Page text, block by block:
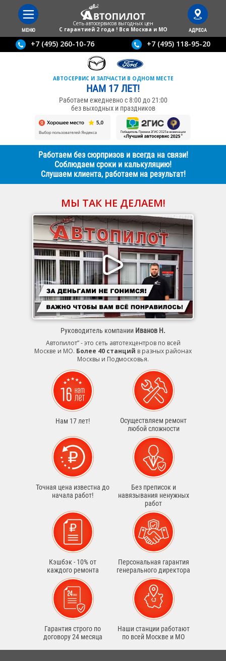
МЕНЮ
Сеть автосервисов выгодныx цен
С гарантией 2 года ! Вся Москва и МО
АДРЕСА
+7 (495) 260-10-76 +7 (495) 118-95-20
АВТОСЕРВИС И ЗАПЧАСТИ В ОДНОМ МЕСТЕ
НАМ 17 ЛЕТ!
Работаем ежедневно с 8:00 до 21:00
без выходных и праздников
Работаем без сюрпризов и всегда на связи!
Соблюдаем сроки и калькуляцию!
Слушаем клиента, работаем на результат!
МЫ ТАК НЕ ДЕЛАЕМ!
Руководитель компании Иванов Н.
Автопилот” - это сеть автотехцентров по всей
Москве и МО. Более 40 станций в разных районах
Москвы и Подмосковья.
Нам 17 лет!
Осуществляем ремонт
любой сложности
Точная цена известна до
начала работ!
Без преписок и
навязывания ненужных
работ
Кэшбэк - 10% от
каждого ремонта
Персональная гарантия
генерального директора
Гарантия строго по
договору 24 месяца
Наши станции работают
по всей Москве и МО